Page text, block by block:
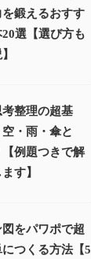
鍛えるおすす
選【選び方も
考整理の超基
・雨・傘と
【例題つきで解
す】
をパワポで超
つくる方法【5